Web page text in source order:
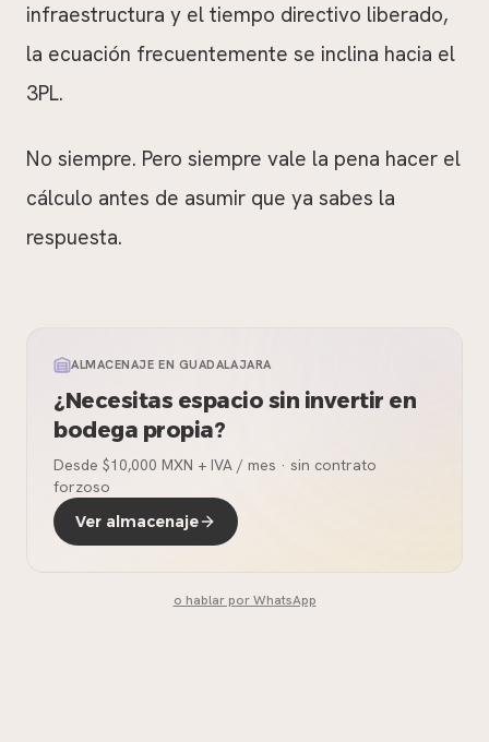
infraestructura y el tiempo directivo liberado,
la ecuación frecuentemente se inclina hacia el
3PL.
No siempre. Pero siempre vale la pena hacer el
cálculo antes de asumir que ya sabes la
respuesta.
ALMACENAJE EN GUADALAJARA
¿Necesitas espacio sin invertir en
bodega propia?
Desde $10,000 MXN + IVA / mes · sin contrato
forzoso
Ver almacenaje
o hablar por WhatsApp